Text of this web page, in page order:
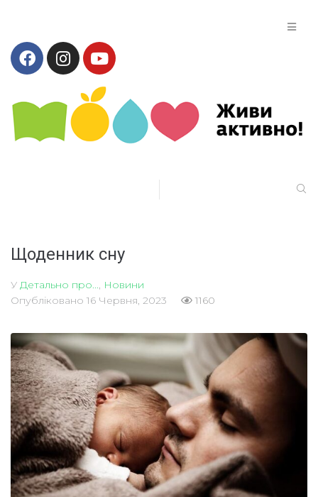
Щоденник сну
У Детально про...
Новини
Опубліковано 16 Червня, 2023 1160